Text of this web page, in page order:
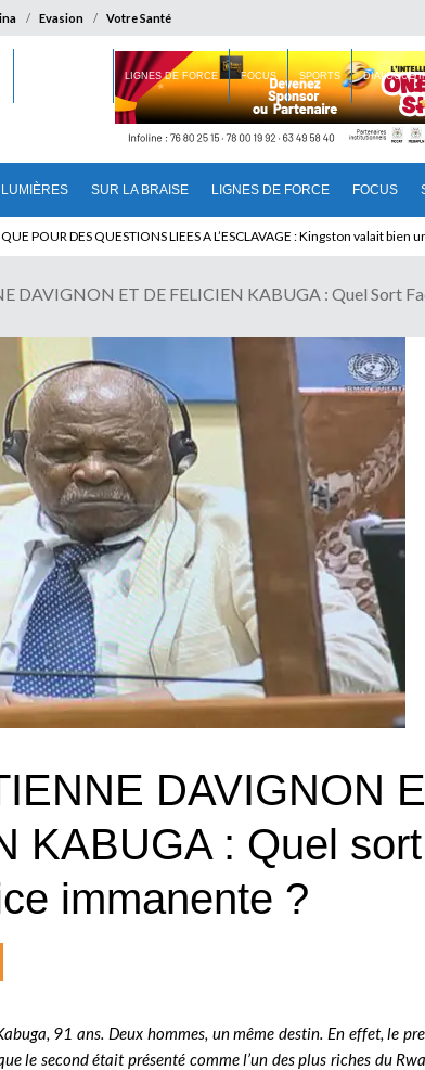
Evasion Votre Santé
SUR LA BRAISE LIGNES DE FORCE FOCUS
LIGNES DE FORCE FOCUS SPORTS DIALOGUE
DU SENAT BENINOIS : Quand Patrice quitte le pouvoir sans partir !
DAVIGNON ET DE FELICIEN KABUGA : Quel Sort
DAVIGNON
KABUGA : Quel sort
immanente ?
91 ans. Deux hommes, un même destin. En effet, le
le second était présenté comme l’un des plus riches du